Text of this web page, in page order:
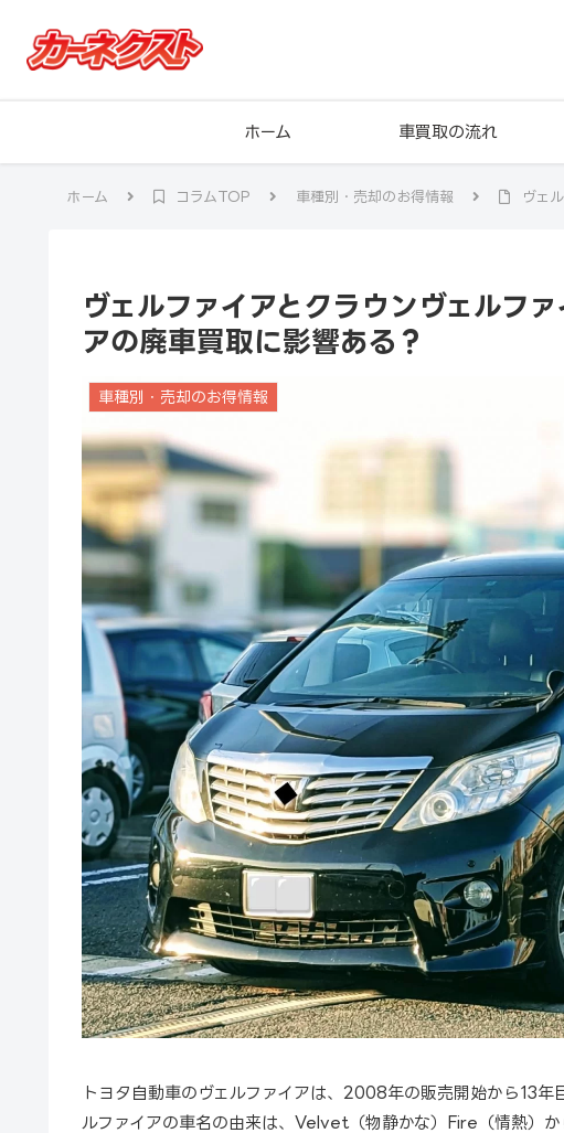
ホーム 車買取の流れ
ホーム コラムTOP 車種別・売却のお得情報 ヴェ
ヴェルファイアとクラウンヴェルフ
アの廃車買取に影響ある？
車種別・売却のお得情報
トヨタ自動車のヴェルファイアは、2008年の販売開始から13
ルファイアの車名の由来は、Velvet（物静かな）Fire（情熱）